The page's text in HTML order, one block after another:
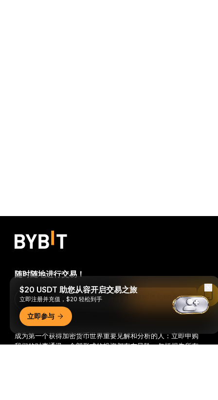
成为第一个获得加密货币世界重要见解和分析的人：立即申购
我们的时事通讯。全部形式的投资都存在风险，包括损失所有
随时随地进行交易！
Download Bybit App
$20 USDT 助您从容开启交易之旅
立即注册并充值，$20 轻松到手
立即参与
Read in Bybit App